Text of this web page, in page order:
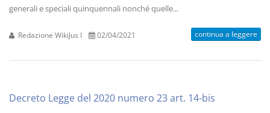
generali e speciali quinquennali nonché quelle...
Redazione WikiJus I 02/04/2021 continua a leggere
Decreto Legge del 2020 numero 23 art. 14-bis